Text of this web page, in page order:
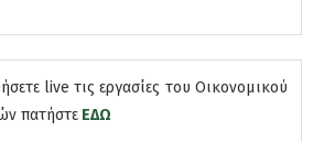
live τις εργασίες του Οικονομικού
πατήστε ΕΔΩ